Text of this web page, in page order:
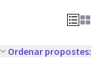
Ordenar propostes: